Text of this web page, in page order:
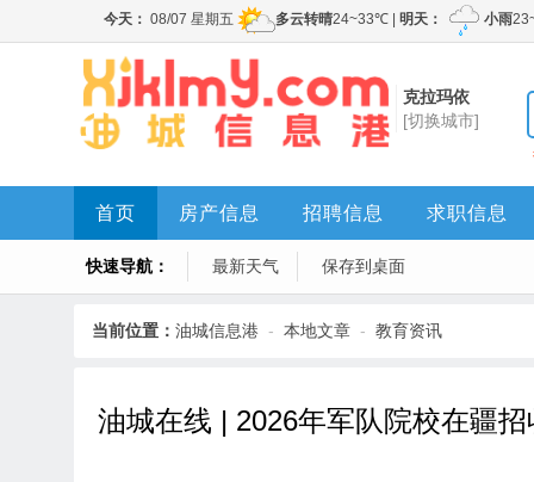
克拉玛依
[切换城市]
首页 房产信息 招聘信息 求职信息
快速导航： 最新天气 保存到桌面
当前位置： 油城信息港 - 本地文章 - 教育资讯
油城在线 | 2026年军队院校在疆